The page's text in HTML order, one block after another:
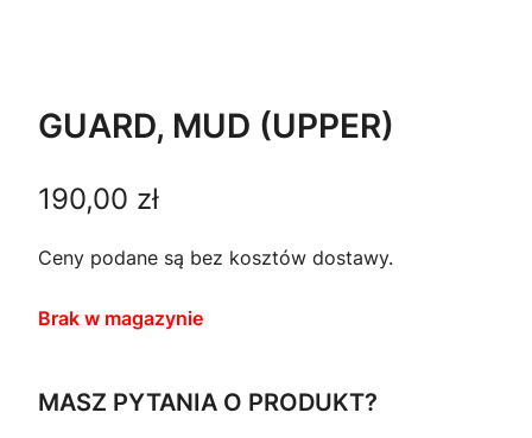
GUARD, MUD (UPPER)
190,00 zł
Ceny podane są bez kosztów dostawy.
Brak w magazynie
MASZ PYTANIA O PRODUKT?